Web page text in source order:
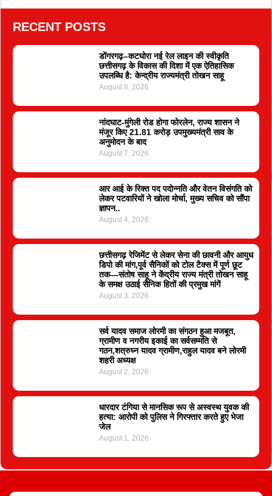
RECENT POSTS
डोंगरगढ़–कटघोरा नई रेल लाइन की स्वीकृति
छत्तीसगढ़ के विकास की दिशा में एक ऐतिहासिक
उपलब्धि है: केन्द्रीय राज्यमंत्री तोखन साहू
August 8, 2026
नांदघाट-मुंगेली रोड होगा फोरलेन, राज्य शासन ने
मंजूर किए 21.81 करोड़ उपमुख्यमंत्री साव के
अनुमोदन के बाद
August 7, 2026
आर आई के रिक्त पद पदोन्नति और वेतन विसंगति को
लेकर पटवारियों ने खोला मोर्चा, मुख्य सचिव को सौंपा
ज्ञापन..
August 4, 2026
छत्तीसगढ़ रेजिमेंट से लेकर सेना की छावनी और आयुध
डिपो की मांग,पूर्व सैनिकों को टोल टैक्स में पूर्ण छूट
तक—संतोष साहू ने केंद्रीय राज्य मंत्री तोखन साहू
के समक्ष उठाई सैनिक हितों की प्रमुख मांगें
August 3, 2026
सर्व यादव समाज लोरमी का संगठन हुआ मजबूत,
ग्रामीण व नगरीय इकाई का सर्वसम्मति से
गठन,शत्रुघ्न यादव ग्रामीण,राहुल यादव बने लोरमी
शहरी अध्यक्ष
August 2, 2026
धारदार टंगिया से मानसिक रूप से अस्वस्थ युवक की
हत्या: आरोपी को पुलिस ने गिरफ्तार करते हुए भेजा
जेल
August 1, 2026